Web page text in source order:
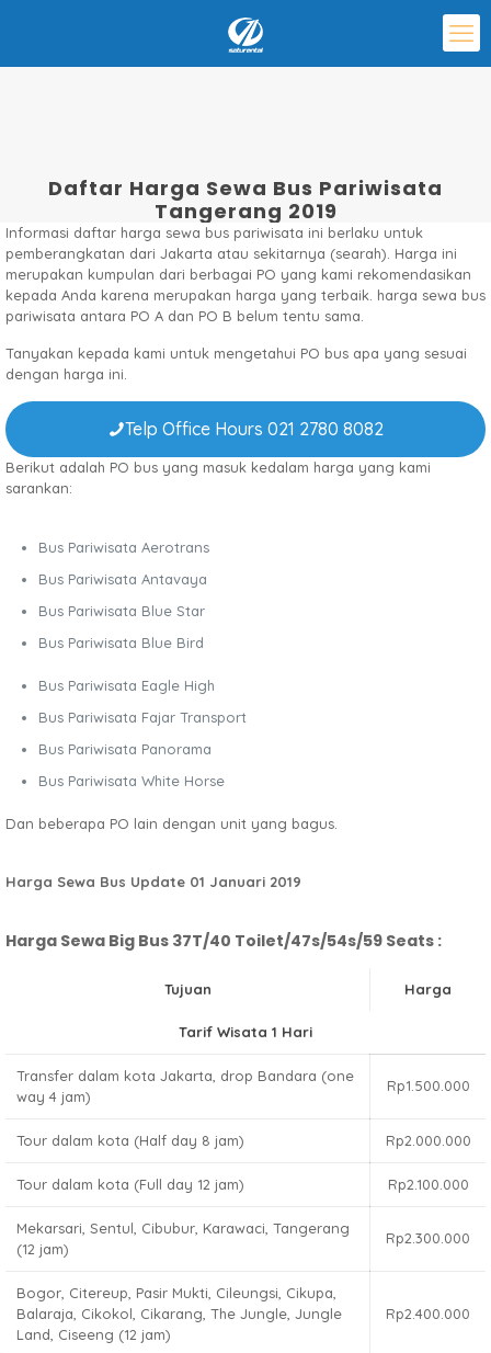
Daftar Harga Sewa Bus Pariwisata
Tangerang 2019
Informasi daftar harga sewa bus pariwisata ini berlaku untuk
pemberangkatan dari Jakarta atau sekitarnya (searah). Harga ini
merupakan kumpulan dari berbagai PO yang kami rekomendasikan
kepada Anda karena merupakan harga yang terbaik. harga sewa bus
pariwisata antara PO A dan PO B belum tentu sama.
Tanyakan kepada kami untuk mengetahui PO bus apa yang sesuai
dengan harga ini.
Telp Office Hours 021 2780 8082
Berikut adalah PO bus yang masuk kedalam harga yang kami
sarankan:
Bus Pariwisata Aerotrans
Bus Pariwisata Antavaya
Bus Pariwisata Blue Star
Bus Pariwisata Blue Bird
Bus Pariwisata Eagle High
Bus Pariwisata Fajar Transport
Bus Pariwisata Panorama
Bus Pariwisata White Horse
Dan beberapa PO lain dengan unit yang bagus.
Harga Sewa Bus Update 01 Januari 2019
Harga Sewa Big Bus 37T/40 Toilet/47s/54s/59 Seats :
Tujuan Harga
Tarif Wisata 1 Hari
Transfer dalam kota Jakarta, drop Bandara (one
way 4 jam)
Rp1.500.000
Tour dalam kota (Half day 8 jam) Rp2.000.000
Tour dalam kota (Full day 12 jam) Rp2.100.000
Mekarsari, Sentul, Cibubur, Karawaci, Tangerang
(12 jam)
Rp2.300.000
Bogor, Citereup, Pasir Mukti, Cileungsi, Cikupa,
Balaraja, Cikokol, Cikarang, The Jungle, Jungle
Land, Ciseeng (12 jam)
Rp2.400.000